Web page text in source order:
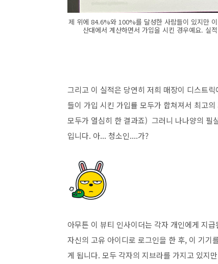
제 위에 84.6%와 100%를 달성한 사람들이 있지만
산대에서 계산하면서 가입을 시킨 경우예요. 실
그리고 이 실적은 당연히 저희 매장이 디스트
들이 가입 시킨 가입률 모두가 합쳐져서 최고
모두가 열심히 한 결과죠) 그러니 나나양의 필
입니다. 아... 청소인....가?
아무튼 이 뷰티 인사이더는 각자 개인에게 지
자신의 고유 아이디로 로그인을 한 후, 이 기기
게 됩니다. 모두 각자의 지브라를 가지고 있지